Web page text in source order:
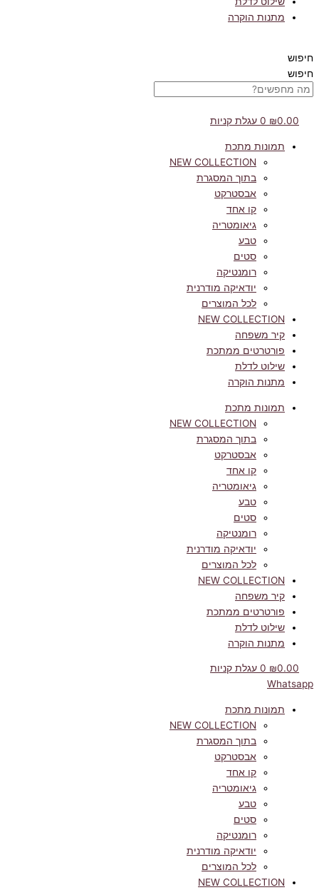
מתנות הוקרה
חיפוש
חיפוש
₪0.00
0 עגלת קניות
תמונות מתכת
NEW COLLECTION
בתוך המסגרת
אבסטרקט
קו אחד
גיאומטריה
טבע
סטים
רומנטיקה
יודאיקה מודרנית
לכל המוצרים
NEW COLLECTION
קיר משפחה
פורטרטים ממתכת
שילוט לדלת
מתנות הוקרה
תמונות מתכת
NEW COLLECTION
בתוך המסגרת
אבסטרקט
קו אחד
גיאומטריה
טבע
סטים
רומנטיקה
יודאיקה מודרנית
לכל המוצרים
NEW COLLECTION
קיר משפחה
פורטרטים ממתכת
שילוט לדלת
מתנות הוקרה
₪0.00
0
עגלת קניות
Whatsapp
תמונות מתכת
NEW COLLECTION
בתוך המסגרת
אבסטרקט
קו אחד
גיאומטריה
טבע
סטים
רומנטיקה
יודאיקה מודרנית
לכל המוצרים
NEW COLLECTION